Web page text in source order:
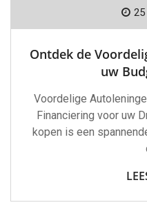
25
Ontdek de
uw
Voordelige
Financiering voor uw
kopen is een